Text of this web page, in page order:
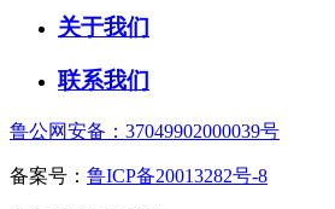
关于我们
联系我们
鲁公网安备：37049902000039号
备案号： 鲁ICP备20013282号-8